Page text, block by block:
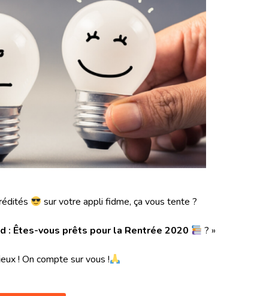
sur votre appli fidme, ça vous tente ?
: Êtes-vous prêts pour la Rentrée 2020 ? »
! On compte sur vous !